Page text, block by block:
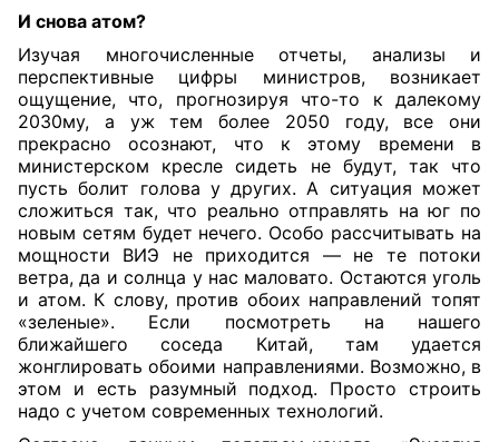
И снова атом?
Изучая многочисленные отчеты, анализы и
перспективные цифры министров, возникает
ощущение, что, прогнозируя что-то к далекому
2030му, а уж тем более 2050 году, все они
прекрасно осознают, что к этому времени в
министерском кресле сидеть не будут, так что
пусть болит голова у других. А ситуация может
сложиться так, что реально отправлять на юг по
новым сетям будет нечего. Особо рассчитывать на
мощности ВИЭ не приходится — не те потоки
ветра, да и солнца у нас маловато. Остаются уголь
и атом. К слову, против обоих направлений топят
«зеленые». Если посмотреть на нашего
ближайшего соседа Китай, там удается
жонглировать обоими направлениями. Возможно, в
этом и есть разумный подход. Просто строить
надо с учетом современных технологий.